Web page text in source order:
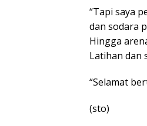
“Tapi saya
dan sodara
Hingga
Latihan dan
“Selamat
(sto)